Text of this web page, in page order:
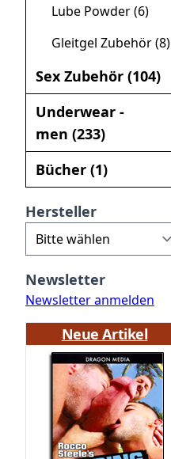
Lube Powder (6)
Gleitgel Zubehör (8)
Sex Zubehör (104)
Underwear -
men (233)
Bücher (1)
Hersteller
Newsletter
Newsletter anmelden
Neue Artikel